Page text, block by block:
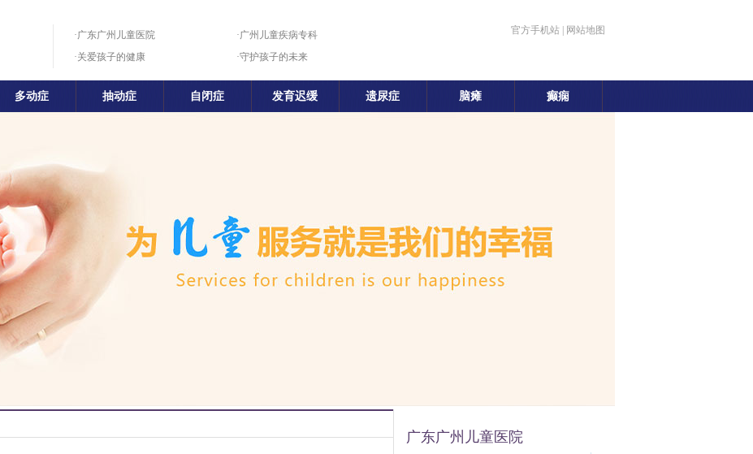
·广东广州儿童医院
·广州儿童疾病专科
·关爱孩子的健康
·守护孩子的未来
官方手机站 网站地图
多动症 抽动症 自闭症 发育迟缓 遗尿症 脑瘫 癫痫
广东广州儿童医院